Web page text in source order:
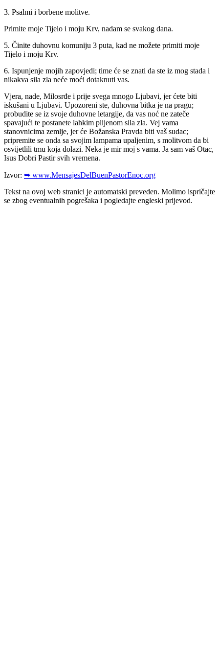
3. Psalmi i borbene molitve.
Primite moje Tijelo i moju Krv, nadam se svakog dana.
5. Činite duhovnu komuniju 3 puta, kad ne možete primiti moje
Tijelo i moju Krv.
6. Ispunjenje mojih zapovjedi; time će se znati da ste iz mog stada i
nikakva sila zla neće moći dotaknuti vas.
Vjera, nade, Milosrđe i prije svega mnogo Ljubavi, jer ćete biti
iskušani u Ljubavi. Upozoreni ste, duhovna bitka je na pragu;
probudite se iz svoje duhovne letargije, da vas noć ne zateče
spavajući te postanete lahkim plijenom sila zla. Vej vama
stanovnicima zemlje, jer će Božanska Pravda biti vaš sudac;
pripremite se onda sa svojim lampama upaljenim, s molitvom da bi
osvijetlili tmu koja dolazi. Neka je mir moj s vama. Ja sam vaš Otac,
Isus Dobri Pastir svih vremena.
Izvor: ➥ www.MensajesDelBuenPastorEnoc.org
Tekst na ovoj web stranici je automatski preveden. Molimo ispričajte
se zbog eventualnih pogrešaka i pogledajte engleski prijevod.